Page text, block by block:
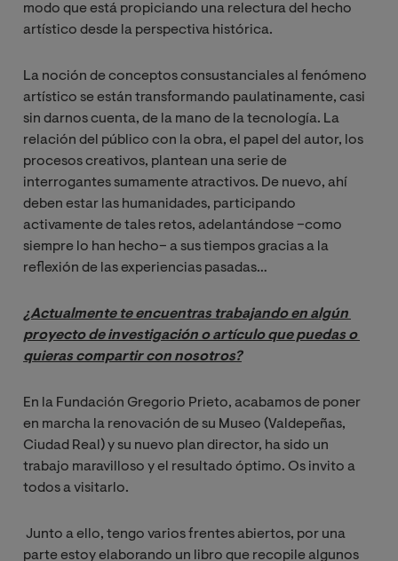
modo que está propiciando una relectura del hecho
artístico desde la perspectiva histórica.
La noción de conceptos consustanciales al fenómeno
artístico se están transformando paulatinamente, casi
sin darnos cuenta, de la mano de la tecnología. La
relación del público con la obra, el papel del autor, los
procesos creativos, plantean una serie de
interrogantes sumamente atractivos. De nuevo, ahí
deben estar las humanidades, participando
activamente de tales retos, adelantándose –como
siempre lo han hecho– a sus tiempos gracias a la
reflexión de las experiencias pasadas…
¿Actualmente te encuentras trabajando en algún
proyecto de investigación o artículo que puedas o
quieras compartir con nosotros?
En la Fundación Gregorio Prieto, acabamos de poner
en marcha la renovación de su Museo (Valdepeñas,
Ciudad Real) y su nuevo plan director, ha sido un
trabajo maravilloso y el resultado óptimo. Os invito a
todos a visitarlo.
Junto a ello, tengo varios frentes abiertos, por una
parte estoy elaborando un libro que recopile algunos